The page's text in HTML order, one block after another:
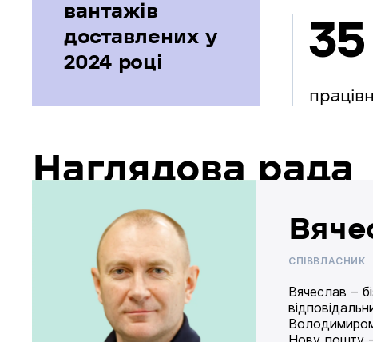
вантажів
доставлених у
2024 році
Наглядова рада
СПІВВЛАСНИК
Вячеслав –